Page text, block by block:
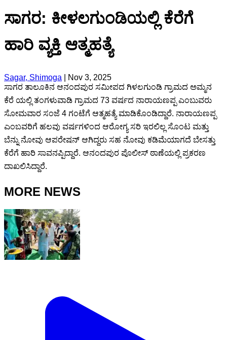
ಸಾಗರ: ಕೀಳಲಗುಂಡಿಯಲ್ಲಿ ಕೆರೆಗೆ
ಹಾರಿ ವ್ಯಕ್ತಿ ಆತ್ಮಹತ್ಯೆ
Sagar, Shimoga
Nov 3, 2025
ಸಾಗರ ತಾಲೂಕಿನ ಆನಂದಪುರ ಸಮೀಪದ ಗಿಳಲಗುಂಡಿ ಗ್ರಾಮದ ಅಮ್ಮನ
ಕೆರೆ ಯಲ್ಲಿ ತಂಗಳುವಾಡಿ ಗ್ರಾಮದ 73 ವರ್ಷದ ನಾರಾಯಣಪ್ಪ ಎಂಬುವರು
ಸೋಮವಾರ ಸಂಜೆ 4 ಗಂಟೆಗೆ ಆತ್ಮಹತ್ಯೆ ಮಾಡಿಕೊಂಡಿದ್ದಾರೆ. ನಾರಾಯಣಪ್ಪ
ಎಂಬವರಿಗೆ ಹಲವು ವರ್ಷಗಳಿಂದ ಆರೋಗ್ಯ ಸರಿ ಇರಲಿಲ್ಲ ಸೊಂಟ ಮತ್ತು
ಬೆನ್ನು ನೋವು ಆಪರೇಷನ್ ಆಗಿದ್ದರು ಸಹ ನೋವು ಕಡಿಮೆಯಾಗದೆ ಬೇಸತ್ತು
ಕೆರೆಗೆ ಹಾರಿ ಸಾವನಪ್ಪಿದ್ದಾರೆ. ಆನಂದಪುರ ಪೊಲೀಸ್ ಠಾಣೆಯಲ್ಲಿ ಪ್ರಕರಣ
ದಾಖಲಿಸಿದ್ದಾರೆ.
MORE NEWS